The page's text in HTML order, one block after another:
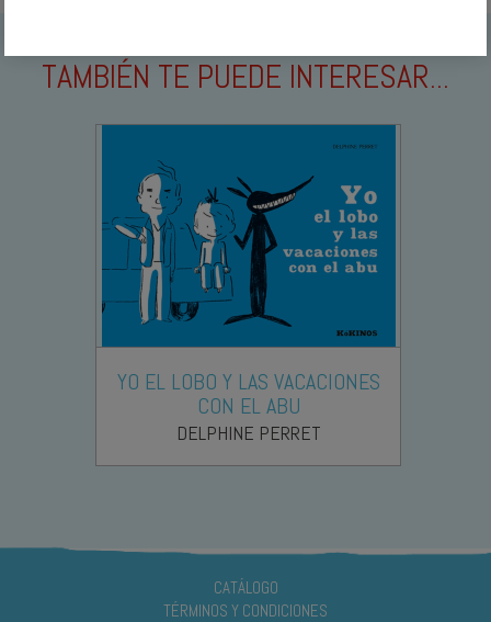
TAMBIÉN TE PUEDE INTERESAR...
YO EL LOBO Y LAS VACACIONES
CON EL ABU
DELPHINE PERRET
CATÁLOGO
TÉRMINOS Y CONDICIONES